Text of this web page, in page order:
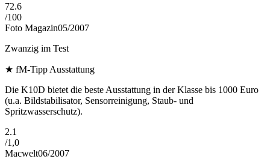
72.6
/100
Foto Magazin05/2007
Zwanzig im Test
★ fM-Tipp Ausstattung
Die K10D bietet die beste Ausstattung in der Klasse bis 1000 Euro
(u.a. Bildstabilisator, Sensorreinigung, Staub- und
Spritzwasserschutz).
2.1
/1,0
Macwelt06/2007